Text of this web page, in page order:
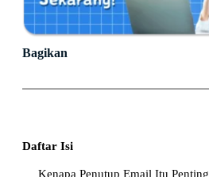
Bagikan
Daftar Isi
Kenapa Penutup Email Itu Penting